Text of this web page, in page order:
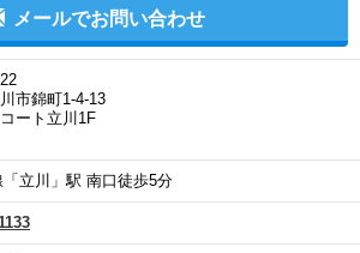
メールでお問い合わせ
市錦町1-4-13
ート立川1F
立川」駅 南口徒歩5分